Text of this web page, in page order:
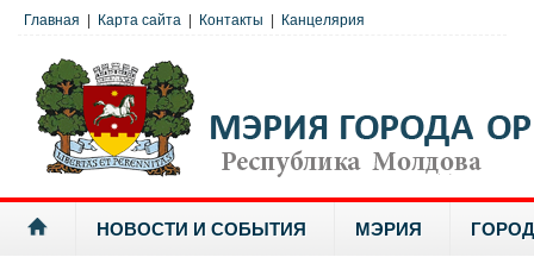
Главная Карта сайта Контакты Канцелярия
НОВОСТИ И СОБЫТИЯ МЭРИЯ